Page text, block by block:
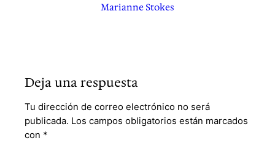
Marianne Stokes
Deja una respuesta
Tu dirección de correo electrónico no será
publicada. Los campos obligatorios están marcados
con *